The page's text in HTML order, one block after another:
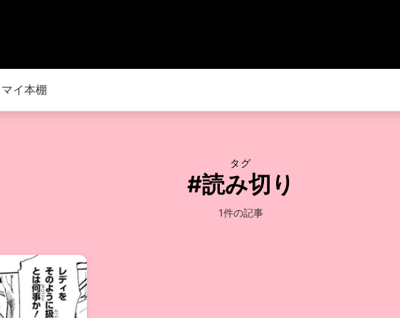
マイ本棚
タグ
#読み切り
1件の記事